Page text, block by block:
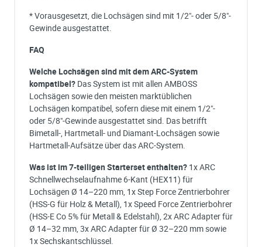
* Vorausgesetzt, die Lochsägen sind mit 1/2"- oder 5/8"-
Gewinde ausgestattet.
FAQ
Welche Lochsägen sind mit dem ARC-System
kompatibel? Das System ist mit allen AMBOSS
Lochsägen sowie den meisten marktüblichen
Lochsägen kompatibel, sofern diese mit einem 1/2"-
oder 5/8"-Gewinde ausgestattet sind. Das betrifft
Bimetall-, Hartmetall- und Diamant-Lochsägen sowie
Hartmetall-Aufsätze über das ARC-System.
Was ist im 7-teiligen Starterset enthalten? 1x ARC
Schnellwechselaufnahme 6-Kant (HEX11) für
Lochsägen Ø 14–220 mm, 1x Step Force Zentrierbohrer
(HSS-G für Holz & Metall), 1x Speed Force Zentrierbohrer
(HSS-E Co 5% für Metall & Edelstahl), 2x ARC Adapter für
Ø 14–32 mm, 3x ARC Adapter für Ø 32–220 mm sowie
1x Sechskantschlüssel.